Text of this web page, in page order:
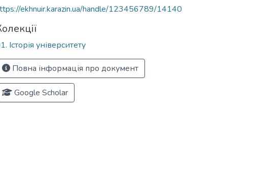
ekhnuir.karazin.ua/handle/123456789/14140
Історія університету
Повна інформація про документ
Google Scholar